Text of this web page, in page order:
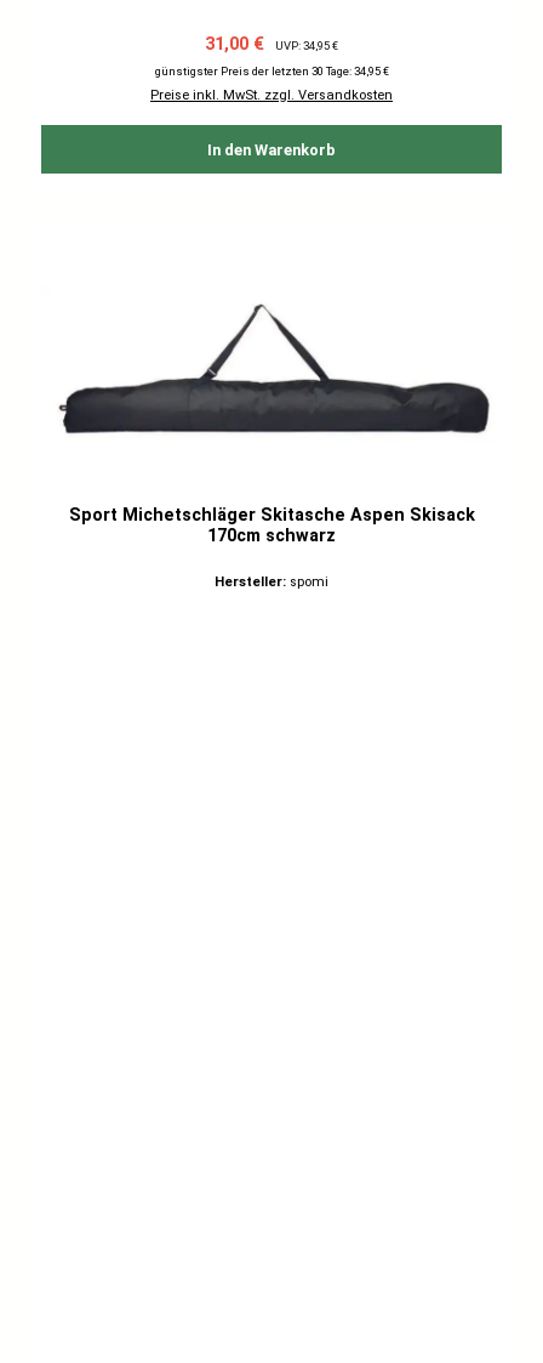
Verkaufspreis:
31,00 € Regulärer Preis:
UVP: 34,95 €
günstigster Preis der letzten 30 Tage: 34,95 €
Preise inkl. MwSt. zzgl. Versandkosten
In den Warenkorb
Sport Michetschläger Skitasche Aspen Skisack
170cm schwarz
Hersteller: spomi